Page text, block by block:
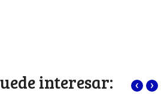
interesar: ‹ ›